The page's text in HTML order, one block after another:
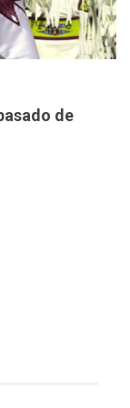
de
alcance